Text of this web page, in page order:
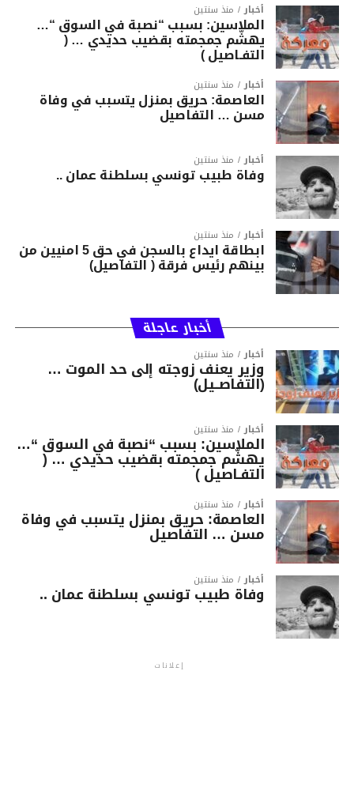
أخبار منذ سنتين
الملاسين: بسبب “نصبة في السوق “…
يهشّم جمجمته بقضيب حديدي … (
التفـاصيل )
أخبار منذ سنتين
العاصمة: حريق بمنزل يتسبب في وفاة
مسن … التفاصيل
أخبار منذ سنتين
وفاة طبيب تونسي بسلطنة عمان ..
أخبار منذ سنتين
ابطاقة ايداع بالسجن في حق 5 امنيين من
بينهم رئيس فرقة ( التفاصيل)
أخبار عاجلة
أخبار منذ سنتين
وزير يعنف زوجته إلى حد الموت …
(التفاصــيل)
أخبار منذ سنتين
الملاسين: بسبب “نصبة في السوق “…
يهشّم جمجمته بقضيب حديدي … (
التفـاصيل )
أخبار منذ سنتين
العاصمة: حريق بمنزل يتسبب في وفاة
مسن … التفاصيل
أخبار منذ سنتين
وفاة طبيب تونسي بسلطنة عمان ..
إعلانات